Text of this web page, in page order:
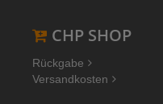
CHP SHOP
Rückgabe
Versandkosten